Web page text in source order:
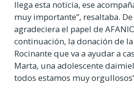
llega esta noticia, ese
muy importante”, resaltaba.
agradeciera el papel de
continuación, la donación de
Rocinante que va a ayudar a
Marta, una adolescente
todos estamos muy